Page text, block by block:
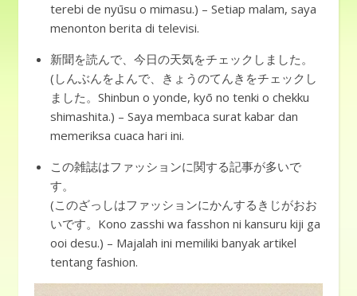
terebi de nyūsu o mimasu.) – Setiap malam, saya
menonton berita di televisi.
新聞を読んで、今日の天気をチェックしました。
(しんぶんをよんで、きょうのてんきをチェックし
ました。Shinbun o yonde, kyō no tenki o chekku
shimashita.) – Saya membaca surat kabar dan
memeriksa cuaca hari ini.
この雑誌はファッションに関する記事が多いで
す。
(このざっしはファッションにかんするきじがおお
いです。Kono zasshi wa fasshon ni kansuru kiji ga
ooi desu.) – Majalah ini memiliki banyak artikel
tentang fashion.